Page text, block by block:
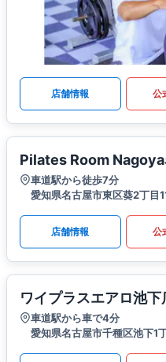
店舗情報 公
Pilates Room
車道駅から徒歩7分
愛知県名古屋市東区葵2丁目
店舗情報 公
ワイプラスエアロ池下
車道駅から車で4分
愛知県名古屋市千種区池下1